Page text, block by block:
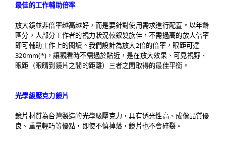
最佳的工作輔助倍率
放大鏡並非倍率越高越好，而是要針對使用需求進行配置。以年齡
區分，大部分工作者的視力狀況較銀髮族佳，不需過高的放大倍率
即可輔助工作上的閱讀。我們設計為放大2倍的倍率，眼距可達
320mm(*)，讓觀看時不需過於貼近，是在放大效果、可見視野、
眼距（眼睛到鏡片之間的距離）三者之間取得的最佳平衡。
光學級壓克力鏡片
鏡片材質為台灣製造的光學級壓克力，具有透光性高、成像品質優
良、重量輕巧等優點，即使不慎掉落，鏡片也不會碎裂。